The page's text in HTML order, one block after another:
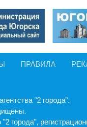
ПРАВИЛА
"2 города".
"2 города",